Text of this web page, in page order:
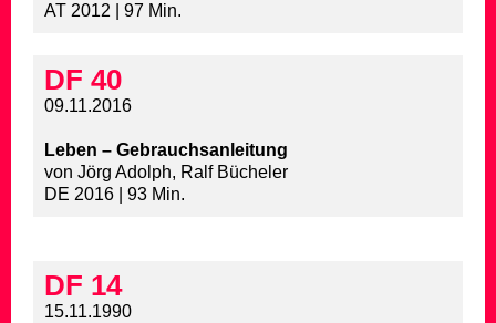
AT 2012 | 97 Min.
DF 40
09.11.2016
Leben – Gebrauchsanleitung
von Jörg Adolph, Ralf Bücheler
DE 2016 | 93 Min.
DF 14
15.11.1990